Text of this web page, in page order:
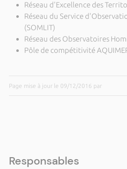
Réseau d'Excellence des
Réseau du Service
(SOMLIT)
Réseau des Observatoires
Pôle de compétitivité
Page mise à jour le 09/12/2016 par
Responsables